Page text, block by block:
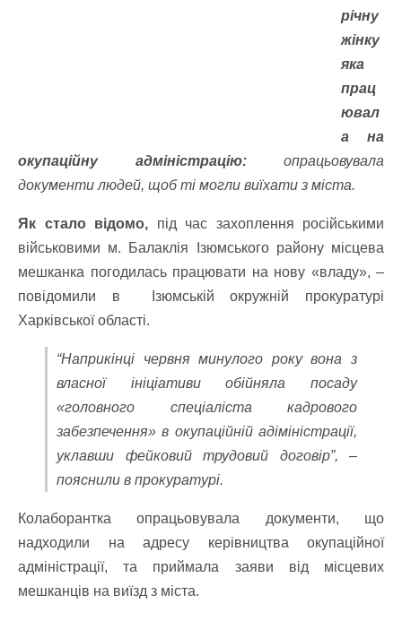
річну
жінку
яка
прац
ювал
а на
окупаційну адміністрацію:опрацьовувала
документи людей, щоб ті могли виїхати з міста.
Як стало відомо, під час захоплення російськими
військовими м. Балаклія Ізюмського району місцева
мешканка погодилась працювати на нову «владу», –
повідомили в Ізюмській окружній прокуратурі
Харківської області.
“Наприкінці червня минулого року вона з
власної ініціативи обійняла посаду
«головного спеціаліста кадрового
забезпечення» в окупаційній адіміністрації,
уклавши фейковий трудовий договір”, –
пояснили в прокуратурі.
Колаборантка опрацьовувала документи, що
надходили на адресу керівництва окупаційної
адміністрації, та приймала заяви від місцевих
мешканців на виїзд з міста.